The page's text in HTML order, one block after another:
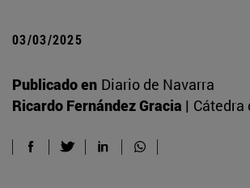
03/03/2025
Publicado en Diario de Navarra
Ricardo Fernández Gracia | Cátedra